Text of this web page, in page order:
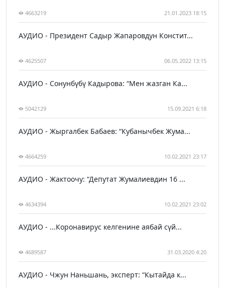
4663219 21.01.2023 18:15
АУДИО - Президент Садыр Жапаровдун Констит...
4625507 06.05.2022 13:15
АУДИО - Сонунбүбү Кадырова: “Мен жазган Ка...
5042129 15.09.2021 6:18
АУДИО - Жыргалбек Бабаев: “Кубанычбек Жума...
4664259 10.02.2021 23:17
АУДИО - Жактоочу: “Депутат Жумалиевдин 16 ...
4634394 10.02.2021 23:02
АУДИО - ...Коронавирус келгенине аябай сүй...
4689587 31.03.2020 4:20
АУДИО - Чжун Наньшань, эксперт: “Кытайда к...